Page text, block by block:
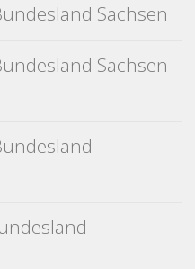
Sachsen
Sachsen-